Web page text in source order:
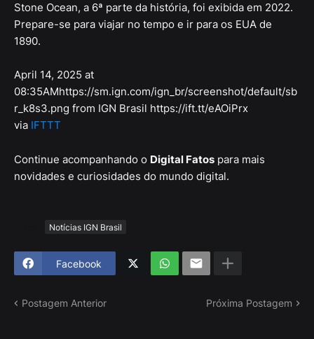
Stone Ocean, a 6ª parte da história, foi exibida em 2022.
Prepare-se para viajar no tempo e ir para os EUA de
1890.
April 14, 2025 at
08:35AMhttps://sm.ign.com/ign_br/screenshot/default/sb
r_k8s3.png from IGN Brasil https://ift.tt/eAOiPrx
via IFTTT
Continue acompanhando o Digital Fatos para mais
novidades e curiosidades do mundo digital.
Notícias IGN Brasil
Facebook
Postagem Anterior Próxima Postagem